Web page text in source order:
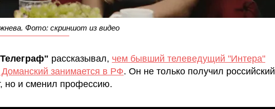
Фото: скриншот из видео
рассказывал, чем бывший телеведущий "Интера"
занимается в РФ. Он не только получил российский
но и сменил профессию.